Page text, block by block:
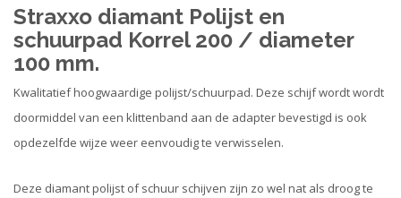
Straxxo diamant Polijst en
schuurpad Korrel 200 / diameter
100 mm.
Kwalitatief hoogwaardige polijst/schuurpad. Deze schijf wordt wordt
doormiddel van een klittenband aan de adapter bevestigd is ook
opdezelfde wijze weer eenvoudig te verwisselen.
Deze diamant polijst of schuur schijven zijn zo wel nat als droog te